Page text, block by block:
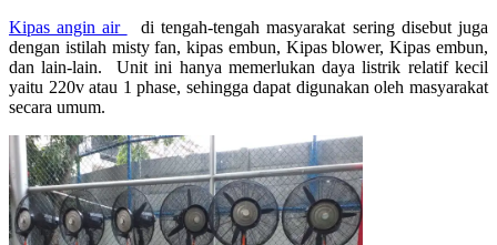
Kipas angin air
di tengah-tengah masyarakat sering disebut juga
dengan istilah misty fan, kipas embun, Kipas blower, Kipas embun,
dan lain-lain. Unit ini hanya memerlukan daya listrik relatif kecil
yaitu 220v atau 1 phase, sehingga dapat digunakan oleh masyarakat
secara umum.